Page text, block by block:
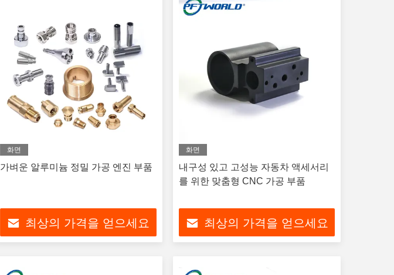
화면
가벼운 알루미늄 정밀 가공 엔진 부품
최상의 가격을 얻으세요
화면
내구성 있고 고성능 자동차 액세서리
를 위한 맞춤형 CNC 가공 부품
최상의 가격을 얻으세요